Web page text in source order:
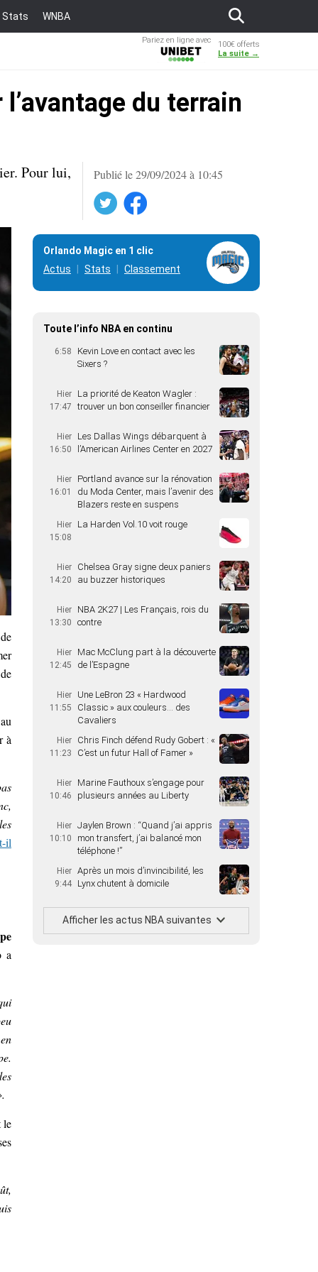
Stats WNBA
Pariez en ligne avec
100€ offerts
La suite →
du terrain
Publié le 29/09/2024 à 10:45
Facebook
Pour lui,
à
il
a
le
Orlando Magic en 1 clic
Actus
Stats Classement
Toute l’info NBA en continu
6:58
Kevin Love en contact avec les
Sixers ?
Hier
17:47
La priorité de Keaton Wagler :
trouver un bon conseiller financier
Hier
16:50
Les Dallas Wings débarquent à
l’American Airlines Center en 2027
Hier
16:01
Portland avance sur la rénovation
du Moda Center, mais l’avenir des
Blazers reste en suspens
Hier
15:08
La Harden Vol.10 voit rouge
Hier
14:20
Chelsea Gray signe deux paniers
au buzzer historiques
Hier
13:30
NBA 2K27 | Les Français, rois du
contre
Hier
12:45
Mac McClung part à la découverte
de l’Espagne
Hier
11:55
Une LeBron 23 « Hardwood
Classic » aux couleurs… des
Cavaliers
Hier
11:23
Chris Finch défend Rudy Gobert : «
C’est un futur Hall of Famer »
Hier
10:46
Marine Fauthoux s’engage pour
plusieurs années au Liberty
Hier
10:10
Jaylen Brown : “Quand j’ai appris
mon transfert, j’ai balancé mon
téléphone !”
Hier
9:44
Après un mois d’invincibilité, les
Lynx chutent à domicile
Afficher les actus NBA suivantes